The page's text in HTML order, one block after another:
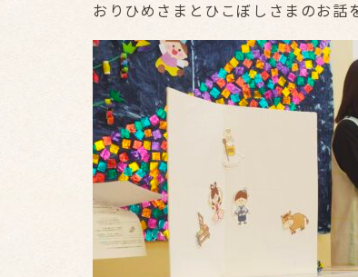
おりひめさまとひこぼしさまのお話